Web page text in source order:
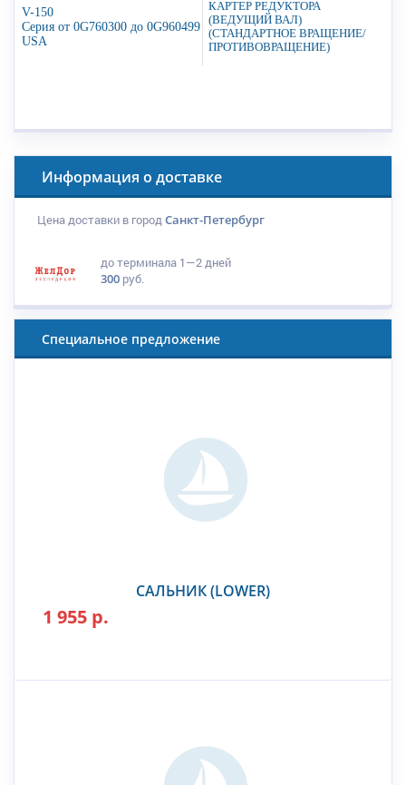
V-150
Серия от 0G760300 до 0G960499
USA
КАРТЕР РЕДУКТОРА
(ВЕДУЩИЙ ВАЛ)
(СТАНДАРТНОЕ ВРАЩЕНИЕ/
ПРОТИВОВРАЩЕНИЕ)
Информация о доставке
Цена доставки в городСанкт-Петербург
до терминала 1—2 дней
300 руб.
Специальное предложение
САЛЬНИК (LOWER)
1 955 р.